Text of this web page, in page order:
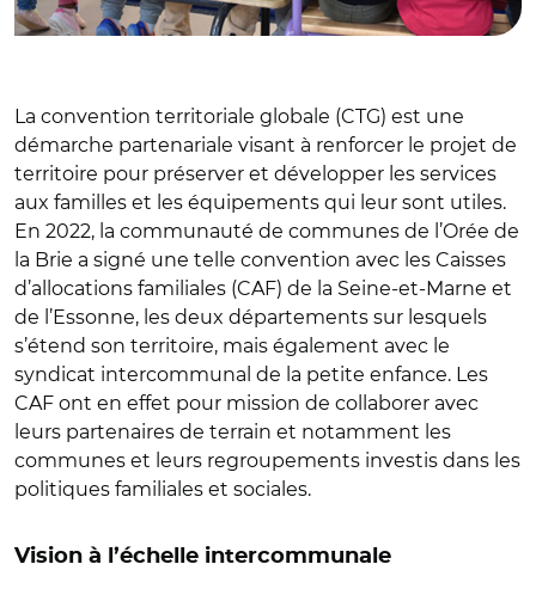
La convention territoriale globale (CTG) est une
démarche partenariale visant à renforcer le projet de
territoire pour préserver et développer les services
aux familles et les équipements qui leur sont utiles.
En 2022, la communauté de communes de l’Orée de
la Brie a signé une telle convention avec les Caisses
d’allocations familiales (CAF) de la Seine-et-Marne et
de l’Essonne, les deux départements sur lesquels
s’étend son territoire, mais également avec le
syndicat intercommunal de la petite enfance. Les
CAF ont en effet pour mission de collaborer avec
leurs partenaires de terrain et notamment les
communes et leurs regroupements investis dans les
politiques familiales et sociales.
Vision à l’échelle intercommunale